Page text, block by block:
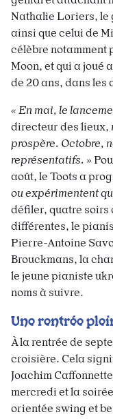
Nathalie Loriers, le
ainsi que celui de
célèbre
Moon, et qui a joué
de 20 ans, dans les
« En mai, le
directeur des lieux,
prospère. Octobre,
représentatifs. »
août, le Toots a
ou expérimentent
défiler, quatre soirs
différentes, le
Pierre-Antoine
Brouckmans, la
le jeune pianiste
noms à suivre.
Une rentrée
À la rentrée de
croisière. Cela
Joachim
mercredi et la
orientée swing et